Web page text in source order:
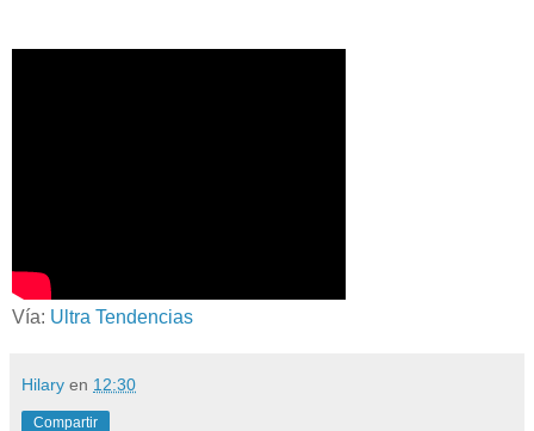
Vía: Ultra Tendencias
Hilary en 12:30
Compartir